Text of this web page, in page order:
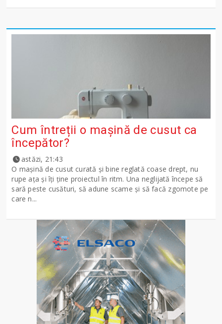
Cum întreții o mașină de cusut ca
începător?
astăzi, 21:43
O mașină de cusut curată și bine reglată coase drept, nu
rupe ața și îți ține proiectul în ritm. Una neglijată începe să
sară peste cusături, să adune scame și să facă zgomote pe
care n...